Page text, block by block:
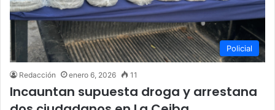
Policial
Redacción enero 6, 2026 11
Incauntan supuesta droga y arrestana